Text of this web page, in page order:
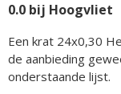
0.0 bij Hoogvliet
Een krat 24x0,30
de aanbieding
onderstaande lijst.